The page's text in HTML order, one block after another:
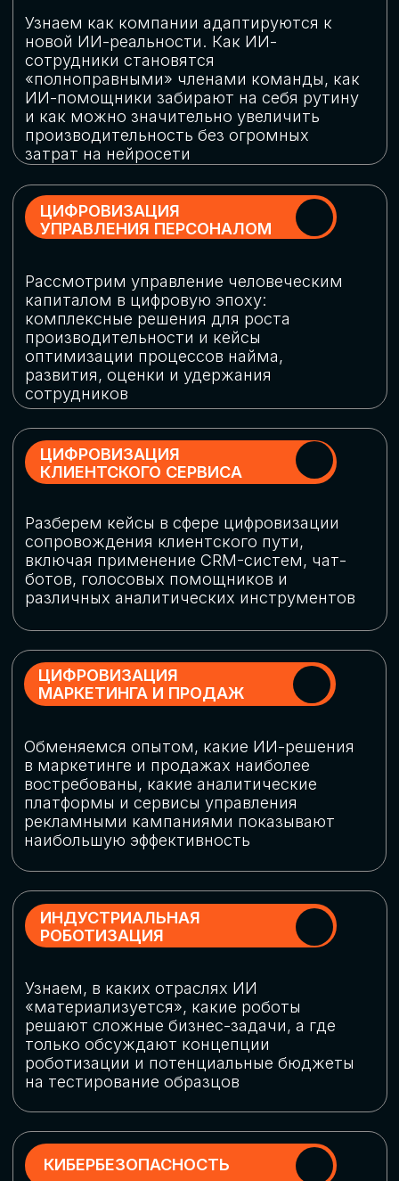
огромную статью затрат
ОБЛАЧНЫЕ ТЕХНОЛОГИИ
Подискутируем, какие облачные решения
существуют на рынке и почему
использование мультиоблачных моделей
не только снижает затраты, но и
«пересборки» бизнес-моделей
СКАЧАТЬ
ПРОГРАММУ
КОНФЕРЕНЦИИ
Оставьте заявку, мы направим вам
программу конференции
СКАЧАТЬ ПРОГРАММУ
СПИКЕРЫ
СТАТЬ СПИКЕРОМ
В конференции участвовали более 120 спикеров